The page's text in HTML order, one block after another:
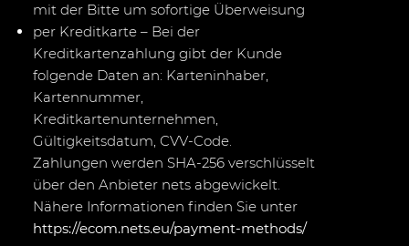
mit der Bitte um sofortige Überweisung
per Kreditkarte – Bei der
Kreditkartenzahlung gibt der Kunde
folgende Daten an: Karteninhaber,
Kartennummer,
Kreditkartenunternehmen,
Gültigkeitsdatum, CVV-Code.
Zahlungen werden SHA-256 verschlüsselt
über den Anbieter nets abgewickelt.
Nähere Informationen finden Sie unter
https://ecom.nets.eu/payment-methods/